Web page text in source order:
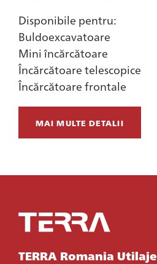
Disponibile pentru:
Buldoexcavatoare
Mini încărcătoare
Încărcătoare telescopice
Încărcătoare frontale
MAI MULTE DETALII
TERRA Romania Utilaje